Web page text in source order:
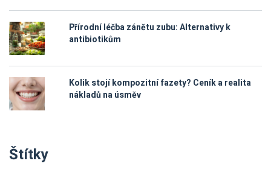
Přírodní léčba zánětu zubu: Alternativy k
antibiotikům
Kolik stojí kompozitní fazety? Ceník a realita
nákladů na úsměv
Štítky